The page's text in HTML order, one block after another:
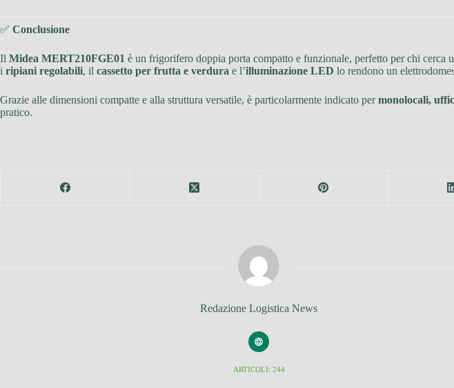
✅ Conclusione
Il Midea MERT210FGE01 è un frigorifero doppia porta compatto e funzionale, perfetto per chi cerca
i ripiani regolabili, il cassetto per frutta e verdura e l’illuminazione LED lo rendono un
Grazie alle dimensioni compatte e alla struttura versatile, è particolarmente indicato permonolocali,
pratico.
Redazione Logistica News
ARTICOLI: 244